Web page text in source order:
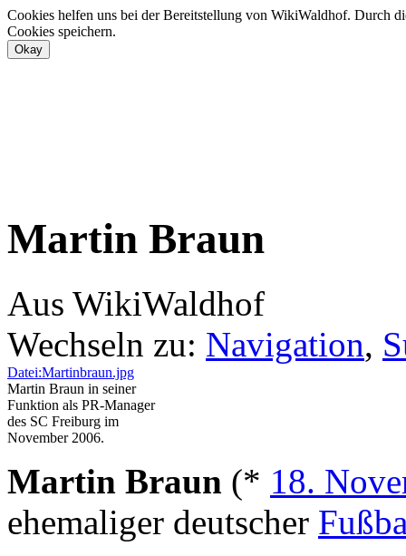
Cookies helfen uns bei der Bereitstellung von WikiWaldhof. Durch
Cookies speichern.
Martin Braun
Aus WikiWaldhof
Wechseln zu: Navigation,
Datei:Martinbraun.jpg
Martin Braun in seiner
Funktion als PR-Manager
des SC Freiburg im
November 2006.
Martin Braun (* 18.
ehemaliger deutscher